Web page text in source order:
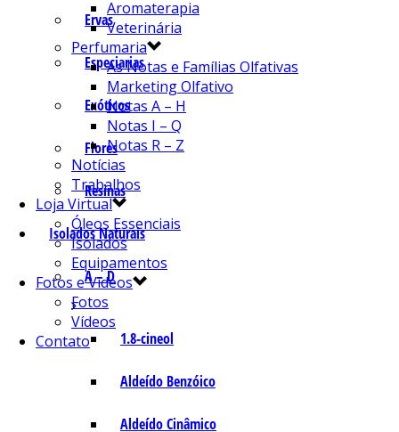
Ervas
Especiarias
Exóticos
Flores
Resinas
Isolados Naturais
A – D
1.8-cineol
Aldeído Benzóico
Aldeído Cinâmico
Aromaterapia
Veterinária
Perfumaria
As Notas e Famílias Olfativas
Marketing Olfativo
Notas A – H
Notas I – Q
Notas R – Z
Notícias
Trabalhos
Loja Virtual
Óleos Essenciais
Isolados
Equipamentos
Fotos e Vídeos
Fotos
Vídeos
Contato